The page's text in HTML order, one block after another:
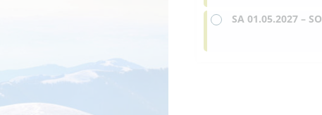
SA 01.05.2027 – SO